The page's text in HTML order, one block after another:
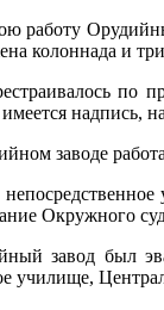
работу
колоннада и
по
надпись,
заводе
Окружного
завод был
училище,